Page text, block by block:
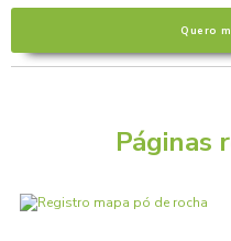
Quero
Páginas